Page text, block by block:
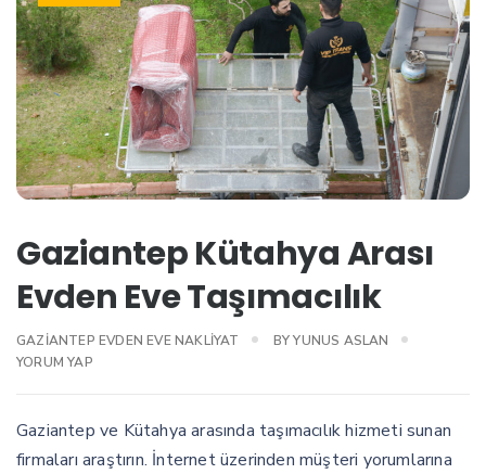
Gaziantep Kütahya Arası
Evden Eve Taşımacılık
GAZIANTEP EVDEN EVE NAKLIYAT BYYUNUS ASLAN
YORUM YAP
Gaziantep ve Kütahya arasında taşımacılık hizmeti sunan
firmaları araştırın. İnternet üzerinden müşteri yorumlarına